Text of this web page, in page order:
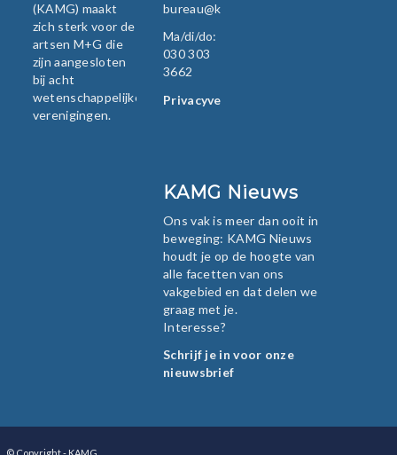
(KAMG) maakt
zich sterk voor de
artsen M+G die
zijn aangesloten
bij acht
wetenschappelijke
verenigingen.
bureau@kamg.nl
Ma/di/do:
030 303
3662
Privacyverklaring
KAMG Nieuws
Ons vak is meer dan ooit in
beweging: KAMG Nieuws
houdt je op de hoogte van
alle facetten van ons
vakgebied en dat delen we
graag met je.
Interesse?
Schrijf je in voor onze
nieuwsbrief